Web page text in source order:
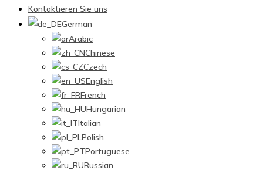
Kontaktieren Sie uns
German
Arabic
Chinese
Czech
English
French
Hungarian
Italian
Polish
Portuguese
Russian